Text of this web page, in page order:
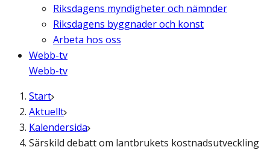
Riksdagens myndigheter och nämnder
Riksdagens byggnader och konst
Arbeta hos oss
Webb-tv
Webb-tv
Start
Aktuellt
Kalendersida
Särskild debatt om lantbrukets kostnadsutveckling